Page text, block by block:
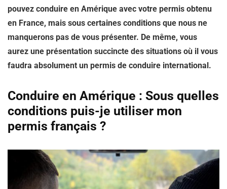
pouvez conduire en Amérique avec votre permis obtenu
en France, mais sous certaines conditions que nous ne
manquerons pas de vous présenter. De même, vous
aurez une présentation succincte des situations où il vous
faudra absolument un permis de conduire international.
Conduire en Amérique : Sous quelles
conditions puis-je utiliser mon
permis français ?